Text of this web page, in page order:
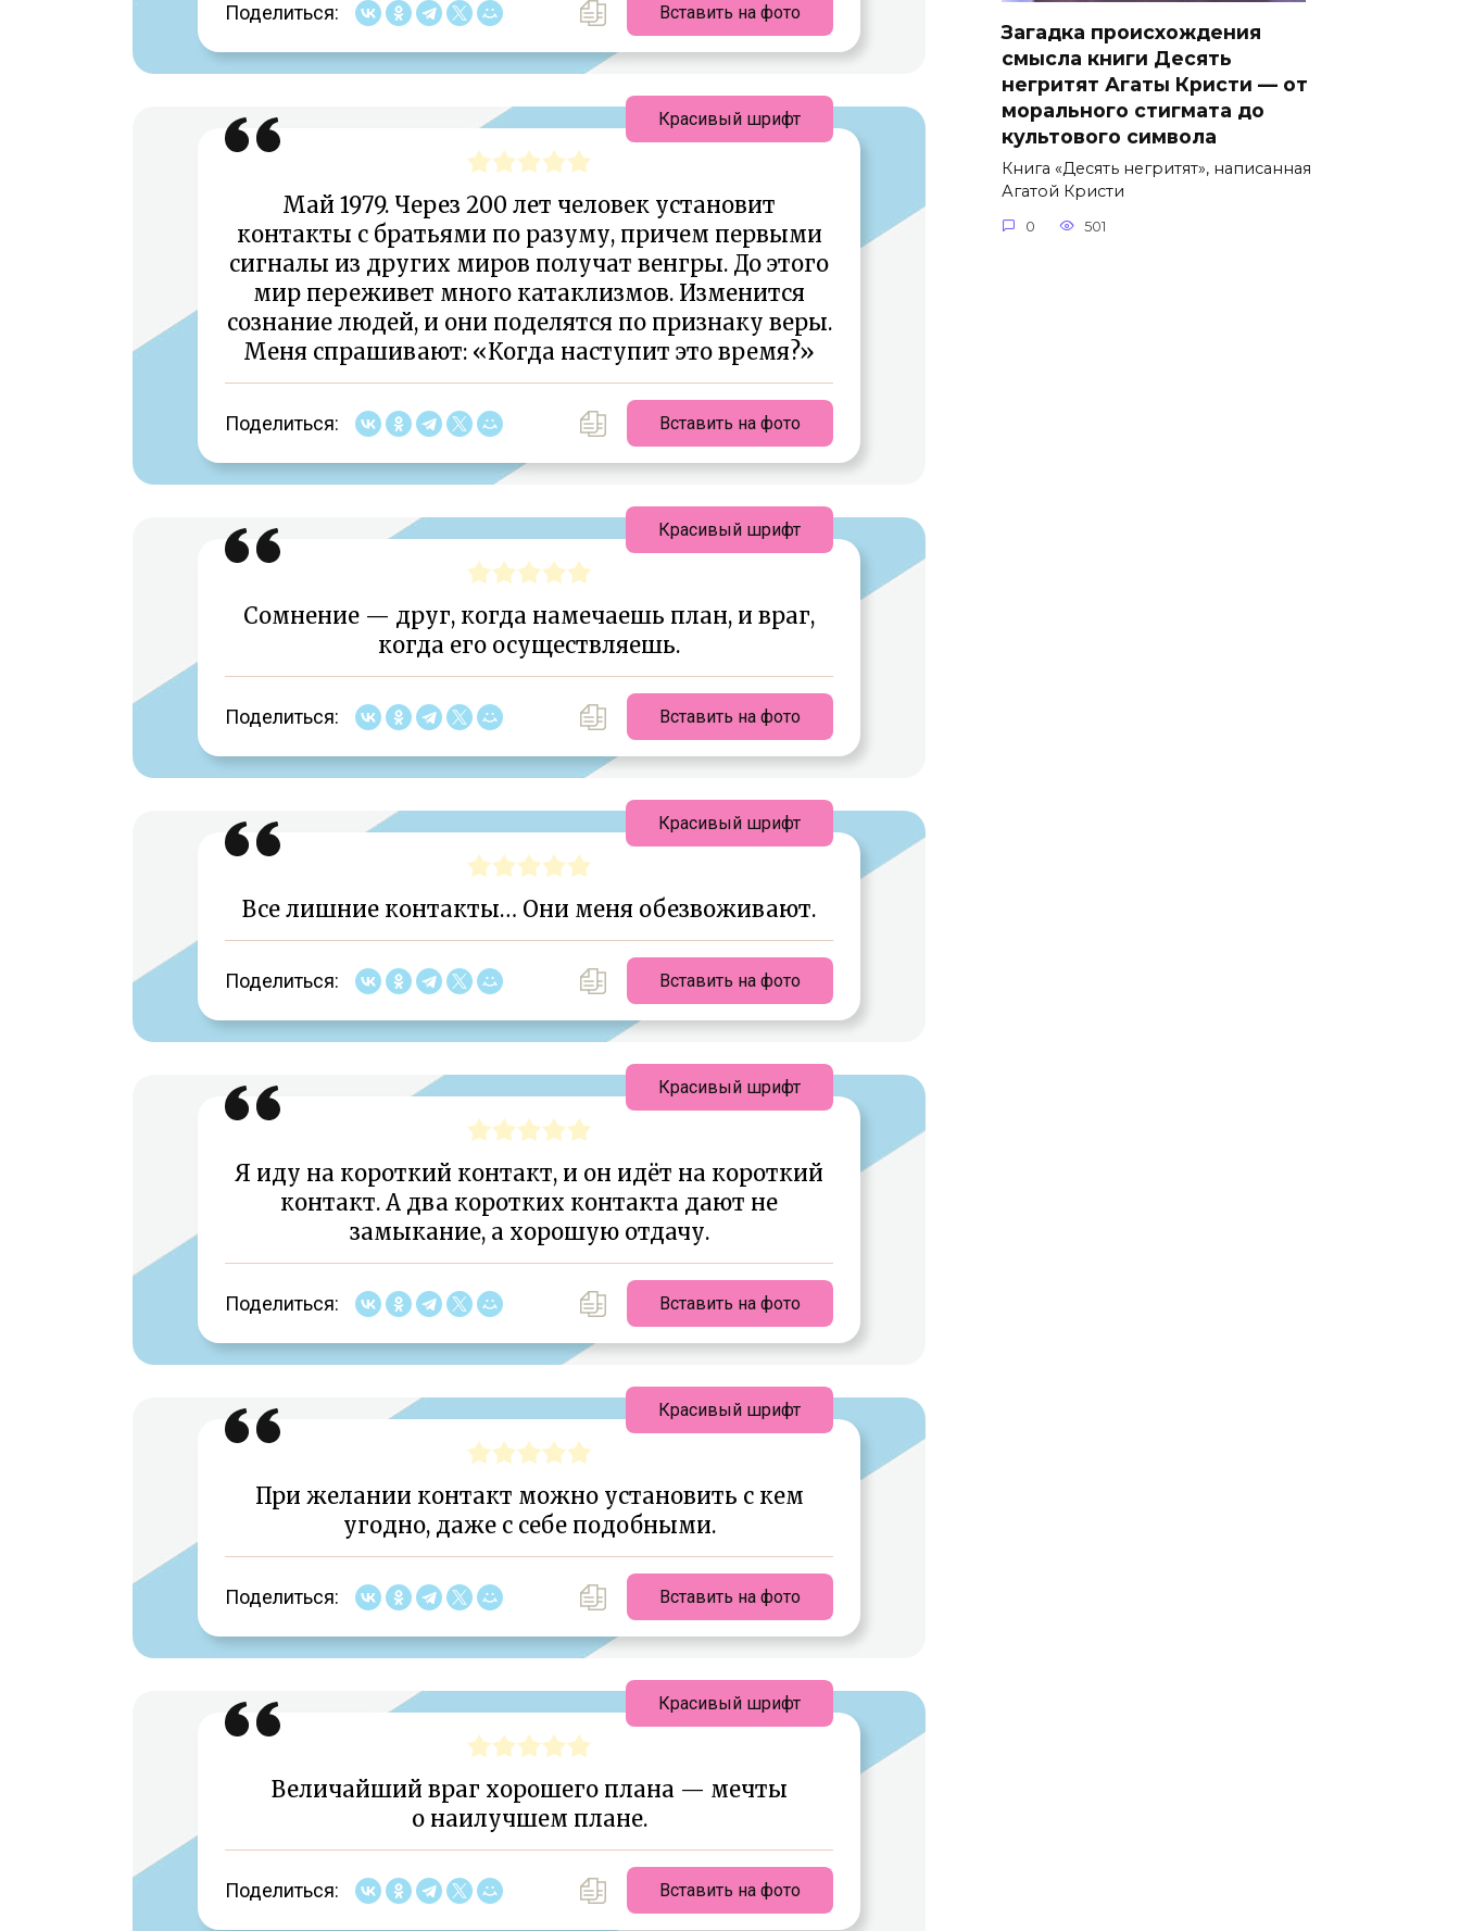
Поделиться: Вставить на фото
Май 1979. Через 200 лет человек установит
контакты с братьями по разуму, причем первыми
сигналы из других миров получат венгры. До этого
мир переживет много катаклизмов. Изменится
сознание людей, и они поделятся по признаку веры.
Меня спрашивают: «Когда наступит это время?»
Поделиться: Вставить на фото
Красивый шрифт
Сомнение — друг, когда намечаешь план, и враг,
когда его осуществляешь.
Поделиться: Вставить на фото
Красивый шрифт
Все лишние контакты… Они меня обезвоживают.
Поделиться: Вставить на фото
Красивый шрифт
Я иду на короткий контакт, и он идёт на короткий
контакт. А два коротких контакта дают не
замыкание, а хорошую отдачу.
Поделиться: Вставить на фото
Красивый шрифт
При желании контакт можно установить с кем
угодно, даже с себе подобными.
Поделиться: Вставить на фото
Красивый шрифт
Величайший враг хорошего плана — мечты
о наилучшем плане.
Поделиться: Вставить на фото
Красивый шрифт
Загадка происхождения
смысла книги Десять
негритят Агаты Кристи — от
морального стигмата до
культового символа
Книга «Десять негритят», написанная
Агатой Кристи
0 501